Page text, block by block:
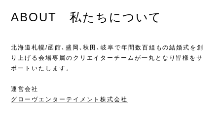
ABOUT 私たちについて
北海道札幌/函館､盛岡､秋田､岐阜で年間数百組もの結婚式を創
り上げる会場専属のクリエイターチームが一丸となり皆様をサ
ポートいたします。
運営会社
グローヴエンターテイメント株式会社